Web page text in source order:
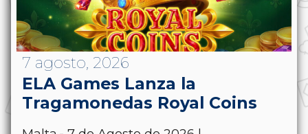
7 agosto, 2026
ELA Games Lanza la
Tragamonedas Royal Coins